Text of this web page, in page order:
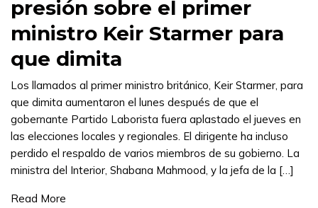
presión sobre el primer
ministro Keir Starmer para
que dimita
Los llamados al primer ministro británico, Keir Starmer, para
que dimita aumentaron el lunes después de que el
gobernante Partido Laborista fuera aplastado el jueves en
las elecciones locales y regionales. El dirigente ha incluso
perdido el respaldo de varios miembros de su gobierno. La
ministra del Interior, Shabana Mahmood, y la jefa de la […]
Read More